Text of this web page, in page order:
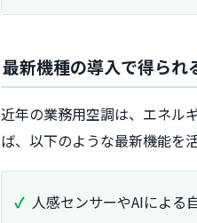
最新機種の導入で得られ
近年の業務用空調は、エネル
ば、以下のような最新機能を
人感センサーやAIによる